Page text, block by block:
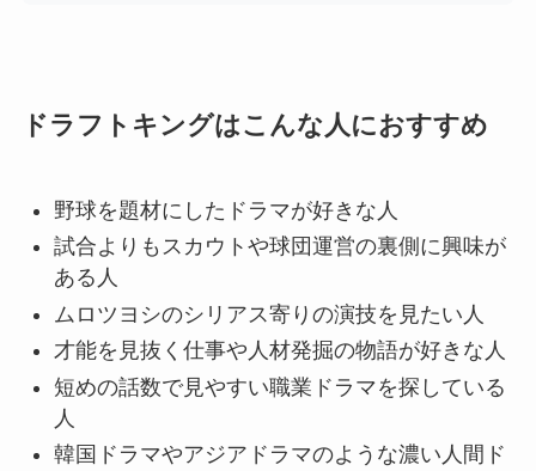
ドラフトキングはこんな人におすすめ
野球を題材にしたドラマが好きな人
試合よりもスカウトや球団運営の裏側に興味が
ある人
ムロツヨシのシリアス寄りの演技を見たい人
才能を見抜く仕事や人材発掘の物語が好きな人
短めの話数で見やすい職業ドラマを探している
人
韓国ドラマやアジアドラマのような濃い人間ド